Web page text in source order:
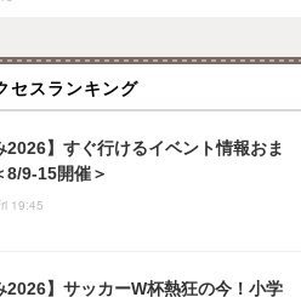
セスランキング
2026】すぐ行けるイベント情報おま
8/9-15開催＞
19:45
2026】サッカーW杯熱狂の今！小学